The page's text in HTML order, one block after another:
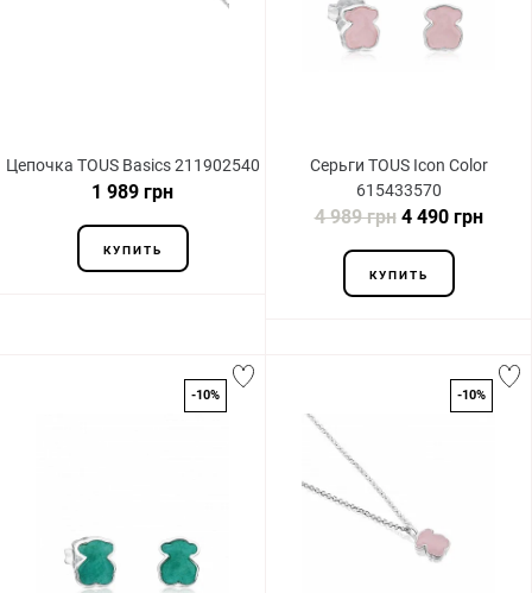
Цепочка TOUS Basics 211902540
1 989 грн
КУПИТЬ
Серьги TOUS Icon Color
615433570
4 989 грн4 490 грн
КУПИТЬ
-10% -10%